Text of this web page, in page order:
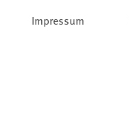
Impressum